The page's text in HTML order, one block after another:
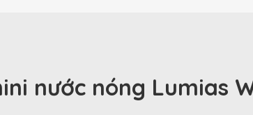
nước nóng Lumias